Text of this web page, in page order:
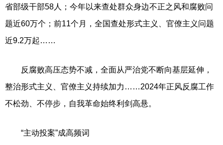
省部级干部58人；今年以来查处群众身边不正之风和腐败问
题近60万个；前11个月，全国查处形式主义、官僚主义问题
近9.2万起……
反腐败高压态势不减，全面从严治党不断向基层延伸，
整治形式主义、官僚主义持续加力……2024年正风反腐工作
不松劲、不停步，自我革命始终利剑高悬。
“主动投案”成高频词